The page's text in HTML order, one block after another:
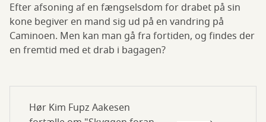
Efter afsoning af en fængselsdom for drabet på sin
kone begiver en mand sig ud på en vandring på
Caminoen. Men kan man gå fra fortiden, og findes der
en fremtid med et drab i bagagen?
Hør Kim Fupz Aakesen